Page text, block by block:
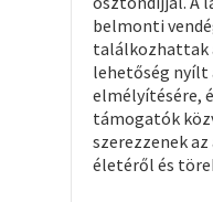
belmonti
találkozhattak
lehetőség nyílt
elmélyítésére,
támogatók
szerezzenek
életéről és